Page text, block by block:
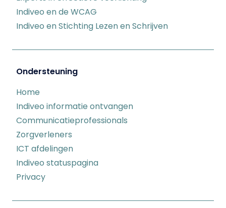
Indiveo en de WCAG
Indiveo en Stichting Lezen en Schrijven
Ondersteuning
Home
Indiveo informatie ontvangen
Communicatieprofessionals
Zorgverleners
ICT afdelingen
Indiveo statuspagina
Privacy